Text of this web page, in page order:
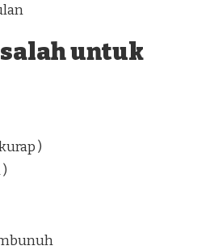
untuk
)